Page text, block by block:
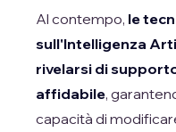
Al contempo, le
sull'Intelligenza
rivelarsi di
affidabile,
capacità di